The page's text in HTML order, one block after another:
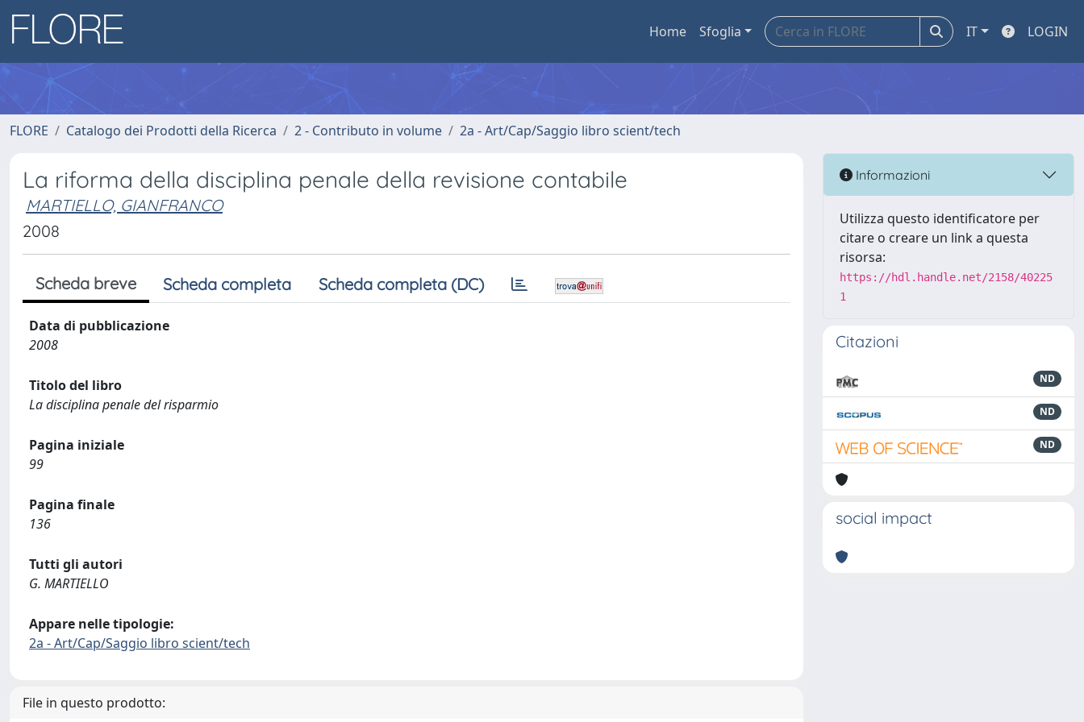
Home Sfoglia IT LOGIN
FLORE Catalogo dei Prodotti della Ricerca 2 - Contributo in volume 2a - Art/Cap/Saggio libro scient/tech
La riforma della disciplina penale della revisione contabile
MARTIELLO, GIANFRANCO
2008
Scheda breve Scheda completa Scheda completa (DC)
Data di pubblicazione
2008
Titolo del libro
La disciplina penale del risparmio
Pagina iniziale
99
Pagina finale
136
Tutti gli autori
G. MARTIELLO
Appare nelle tipologie:
2a - Art/Cap/Saggio libro scient/tech
File in questo prodotto:
Informazioni
Utilizza questo identificatore per
citare o creare un link a questa
risorsa:
https://hdl.handle.net/2158/40225
1
Citazioni
ND
ND
ND
social impact